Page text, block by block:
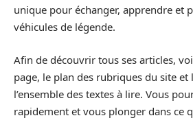
unique pour échanger, apprendre et
véhicules de légende.
Afin de découvrir tous ses articles,
page, le plan des rubriques du site et
l’ensemble des textes à lire. Vous
rapidement et vous plonger dans ce